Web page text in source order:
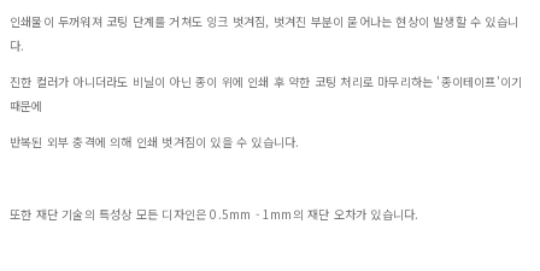
인쇄물이 두꺼워져 코팅 단계를 거쳐도 잉크 벗겨짐, 벗겨진 부분이 묻어나는 현상이 발생할 수 있습니
다.
진한 컬러가 아니더라도 비닐이 아닌 종이 위에 인쇄 후 약한 코팅 처리로 마무리하는 '종이테이프'이기
때문에
반복된 외부 충격에 의해 인쇄 벗겨짐이 있을 수 있습니다.
또한 재단 기술의 특성상 모든 디자인은 0.5mm - 1mm의 재단 오차가 있습니다.